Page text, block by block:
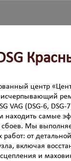
центр
исчерпывающий
VAG (DSG-6,
находить самые
сбоев. Мы
работ: от
включая
и